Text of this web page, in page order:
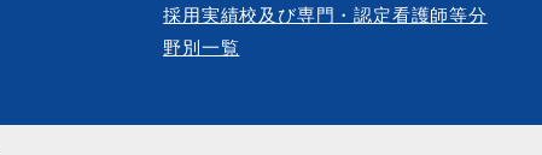
採用実績校及び専門・認定看護師等分
野別一覧